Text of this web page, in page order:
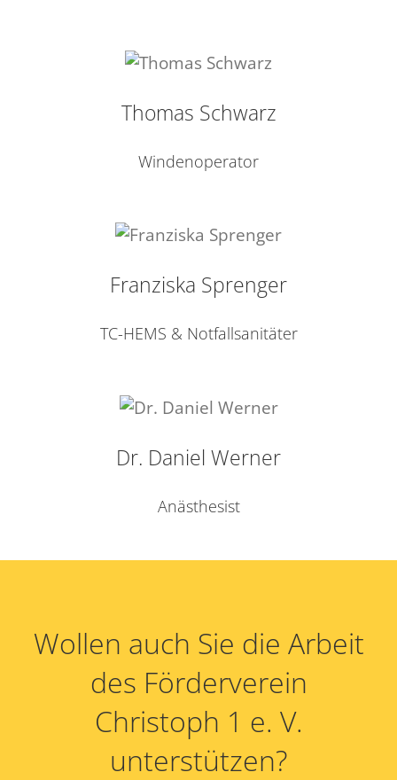
Thomas Schwarz
Windenoperator
Franziska Sprenger
TC-HEMS & Notfallsanitäter
Dr. Daniel Werner
Anästhesist
Wollen auch Sie die Arbeit
des Förderverein
Christoph 1 e. V.
unterstützen?